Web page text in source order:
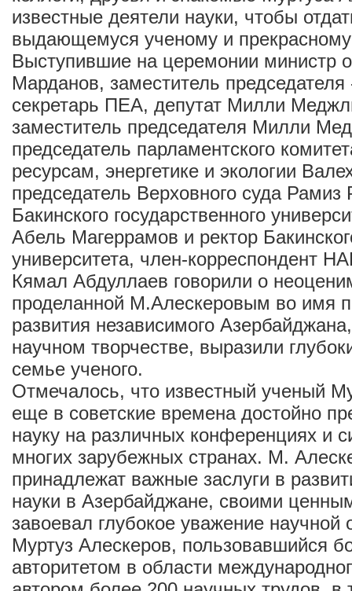
известные деятели науки, чтобы
выдающемуся ученому и прекрасному
Выступившие на церемонии министр
Марданов, заместитель
секретарь ПЕА, депутат Милли
заместитель председателя Милли
председатель парламентского
ресурсам, энергетике и экологии
председатель Верховного суда Рамиз
Бакинского государственного
Абель Магеррамов и ректор
университета, член-корреспондент
Кямал Абдуллаев говорили о
проделанной М.Алескеровым во имя
развития независимого
научном творчестве, выразили
семье ученого.
Отмечалось, что известный ученый
еще в советские времена достойно
науку на различных конференциях и
многих зарубежных странах. М.
принадлежат важные заслуги в
науки в Азербайджане, своими
завоевал глубокое уважение научной
Муртуз Алескеров, пользовавшийся
авторитетом в области